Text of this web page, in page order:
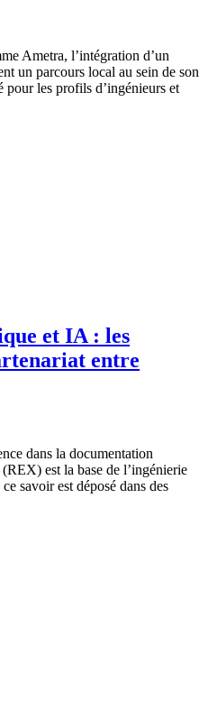
Ametra, l’intégration d’un
un parcours local au sein de son
pour les profils d’ingénieurs et
et IA : les
entre
dans la documentation
est la base de l’ingénierie
savoir est déposé dans des